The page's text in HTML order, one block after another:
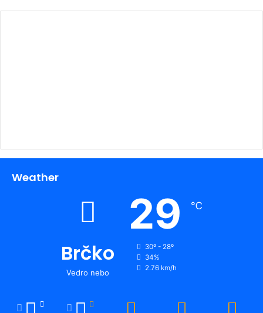
Weather
Brčko
Vedro nebo
29 ℃
30º - 28º
34%
2.76 km/h